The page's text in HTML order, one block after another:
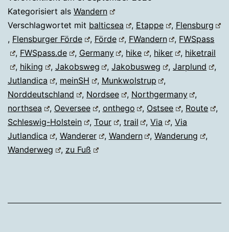
Kategorisiert als Wandern
Verschlagwortet mit balticsea , Etappe , Flensburg
, Flensburger Förde , Förde , FWandern , FWSpass
, FWSpass.de , Germany , hike , hiker , hiketrail
, hiking , Jakobsweg ,Jakobusweg ,Jarplund
,
Jutlandica
, meinSH , Munkwolstrup
,
Norddeutschland
, Nordsee , Northgermany
,
northsea
, Oeversee , onthego , Ostsee , Route
,
Schleswig-Holstein
, Tour , trail ,Via ,Via
Jutlandica
, Wanderer , Wandern ,Wanderung
,
Wanderweg
, zu Fuß